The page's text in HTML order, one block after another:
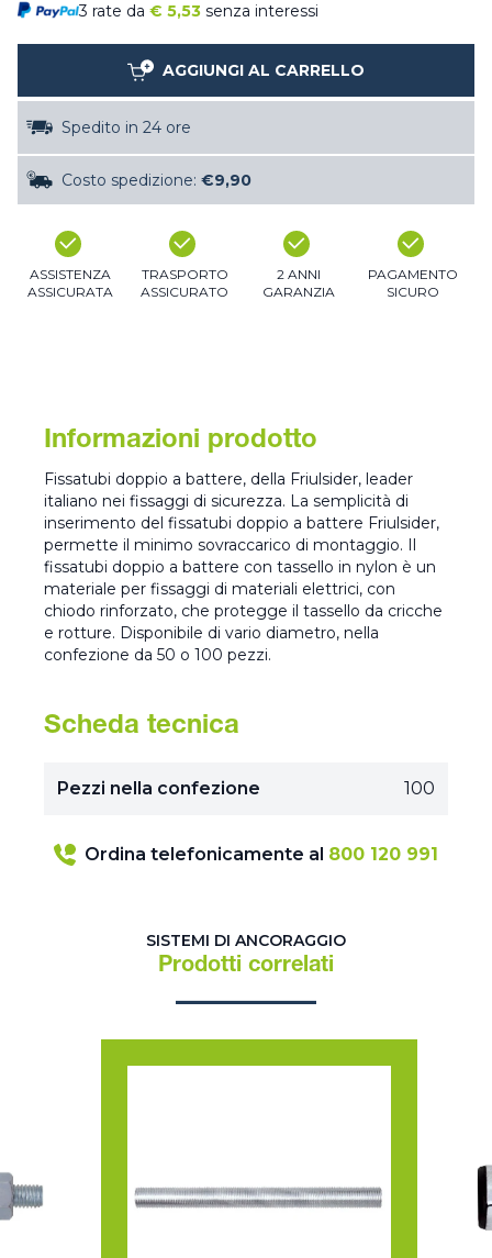
3 rate da € 5,53 senza interessi
AGGIUNGI AL CARRELLO
Spedito in 24 ore
Costo spedizione: €9,90
ASSISTENZA
ASSICURATA
TRASPORTO
ASSICURATO
2 ANNI
GARANZIA
PAGAMENTO
SICURO
Informazioni prodotto
Fissatubi doppio a battere, della Friulsider, leader
italiano nei fissaggi di sicurezza. La semplicità di
inserimento del fissatubi doppio a battere Friulsider,
permette il minimo sovraccarico di montaggio. Il
fissatubi doppio a battere con tassello in nylon è un
materiale per fissaggi di materiali elettrici, con
chiodo rinforzato, che protegge il tassello da cricche
e rotture. Disponibile di vario diametro, nella
confezione da 50 o 100 pezzi.
Scheda tecnica
Pezzi nella confezione 100
Ordina telefonicamente al 800 120 991
SISTEMI DI ANCORAGGIO
Prodotti correlati